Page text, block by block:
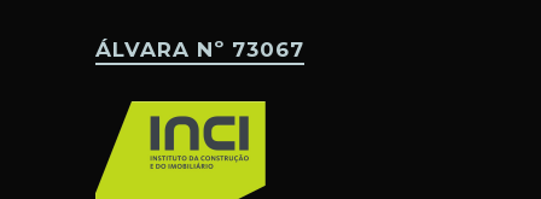
ÁLVARA Nº 73067